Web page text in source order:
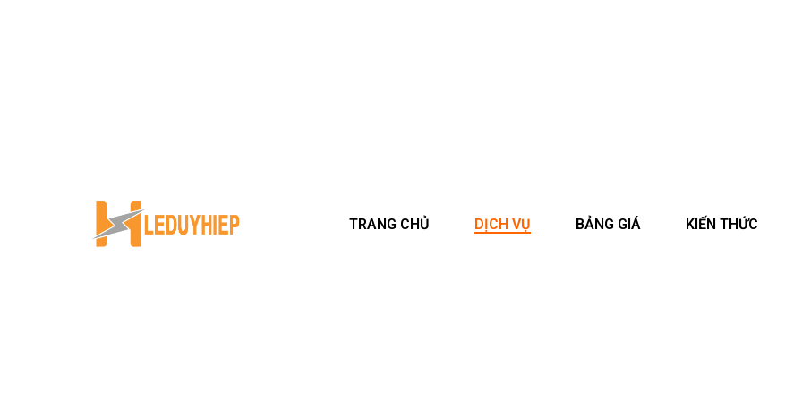
TRANG CHỦ DỊCH VỤ BẢNG GIÁ KIẾN THỨC